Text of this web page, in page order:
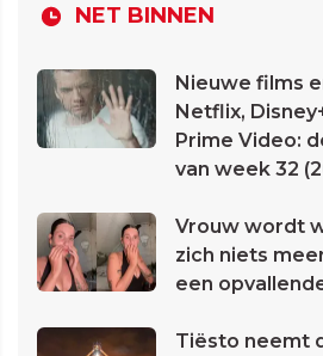
NET BINNEN
Nieuwe films
Netflix,
Prime Video:
van week 32
Vrouw wordt
zich niets
een
Tiësto neemt